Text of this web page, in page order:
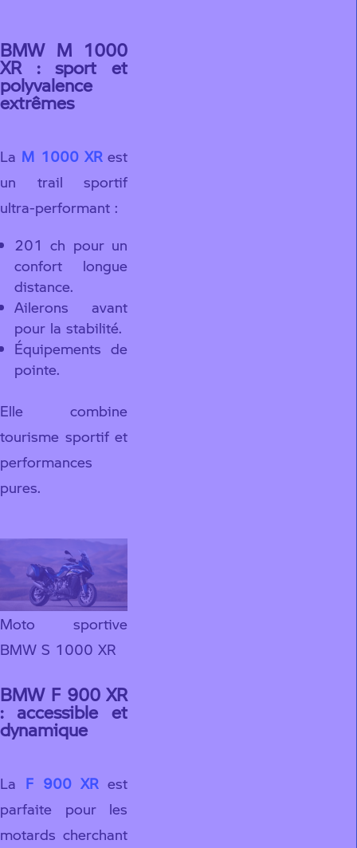
BMW M 1000
XR : sport et
polyvalence
extrêmes
La M 1000 XRest
un trail sportif
ultra-performant :
201 ch pour un
confort longue
distance.
Ailerons avant
pour la stabilité.
Équipements de
pointe.
Elle combine
tourisme sportif et
performances
pures.
Moto sportive
BMW S 1000 XR
BMW F 900 XR
: accessible et
dynamique
La F 900 XRest
parfaite pour les
motards cherchant